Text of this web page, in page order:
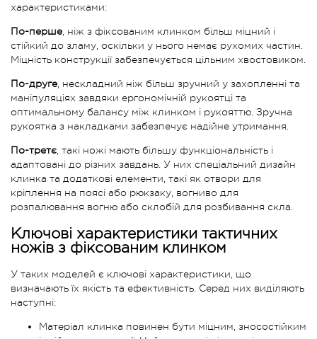
характеристиками:
По-перше, ніж з фіксованим клинком більш міцний і
стійкий до зламу, оскільки у нього немає рухомих частин.
Міцність конструкції забезпечується цільним хвостовиком.
По-друге, нескладний ніж більш зручний у захопленні та
маніпуляціях завдяки ергономічній рукоятці та
оптимальному балансу між клинком і рукояттю. Зручна
рукоятка з накладками забезпечує надійне утримання.
По-третє, такі ножі мають більшу функціональність і
адаптовані до різних завдань. У них спеціальний дизайн
клинка та додаткові елементи, такі як отвори для
кріплення на поясі або рюкзаку, вогниво для
розпалювання вогню або склобій для розбивання скла.
Ключові характеристики тактичних
ножів з фіксованим клинком
У таких моделей є ключові характеристики, що
визначають їх якість та ефективність. Серед них виділяють
наступні:
Матеріал клинка повинен бути міцним, зносостійким